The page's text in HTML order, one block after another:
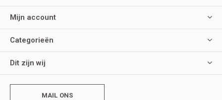
Mijn account
Categorieën
Dit zijn wij
MAIL ONS